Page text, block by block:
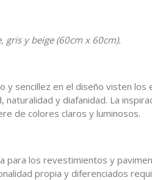
gris y beige (60cm x 60cm).
y sencillez en el diseño visten los
y diafanidad. La
de colores claros y luminosos.
para los revestimientos y
propia y diferenciados